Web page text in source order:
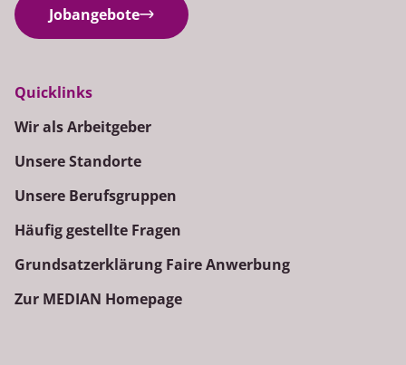
Jobangebote
Quicklinks
Wir als Arbeitgeber
Unsere Standorte
Unsere Berufsgruppen
Häufig gestellte Fragen
Grundsatzerklärung Faire Anwerbung
Zur MEDIAN Homepage